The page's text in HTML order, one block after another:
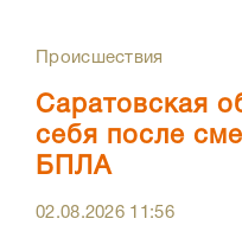
Происшествия
Саратовская
себя после
БПЛА
02.08.2026 11:56